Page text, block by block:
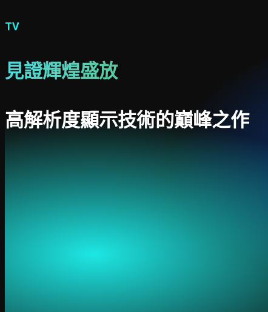
TV
見證輝煌盛放
高解析度顯示技術的巔峰之作